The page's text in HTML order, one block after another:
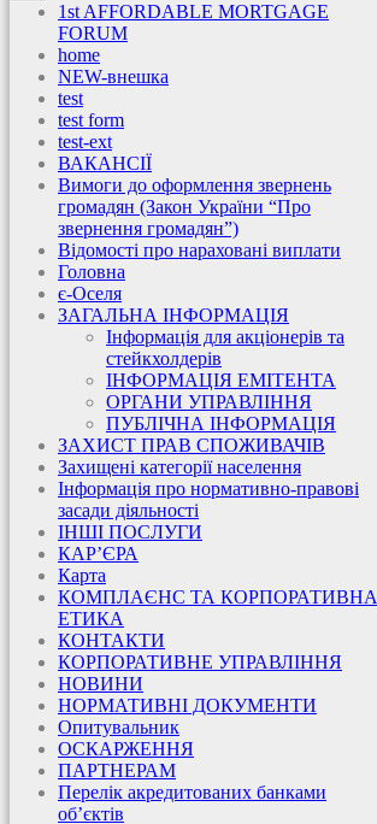
1st AFFORDABLE MORTGAGE
FORUM
home
NEW-внешка
test
test form
test-ext
ВАКАНСІЇ
Вимоги до оформлення звернень
громадян (Закон України “Про
звернення громадян”)
Відомості про нараховані виплати
Головна
є-Оселя
ЗАГАЛЬНА ІНФОРМАЦІЯ
Інформація для акціонерів та
стейкхолдерів
ІНФОРМАЦІЯ ЕМІТЕНТА
ОРГАНИ УПРАВЛІННЯ
ПУБЛІЧНА ІНФОРМАЦІЯ
ЗАХИСТ ПРАВ СПОЖИВАЧІВ
Захищені категорії населення
Інформація про нормативно-правові
засади діяльності
ІНШІ ПОСЛУГИ
КАР’ЄРА
Карта
КОМПЛАЄНС ТА КОРПОРАТИВНА
ЕТИКА
КОНТАКТИ
КОРПОРАТИВНЕ УПРАВЛІННЯ
НОВИНИ
НОРМАТИВНІ ДОКУМЕНТИ
Опитувальник
ОСКАРЖЕННЯ
ПАРТНЕРАМ
Перелік акредитованих банками
об’єктів